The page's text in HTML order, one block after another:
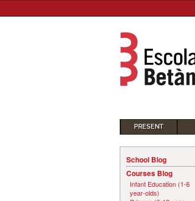
PRESENT
School Blog
Courses Blog
Infant Education (1-6
year-olds)